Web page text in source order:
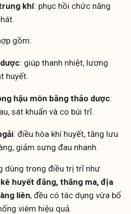
khí: phục hồi chức năng
gồm:
: giúp thanh nhiệt, lương
huyết.
hậu môn bằng thảo dược:
sát khuẩn và co búi trĩ.
: điều hòa khí huyết, tăng lưu
giảm sưng đau nhanh.
dùng trong điều trị trĩ như
huyết đằng, thăng ma, địa
liên, đều có tác dụng vừa bổ
viêm hiệu quả.